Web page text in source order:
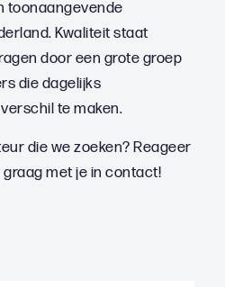
toonaangevende
Kwaliteit staat
door een grote groep
die dagelijks
te maken.
die we zoeken? Reageer
met je in contact!